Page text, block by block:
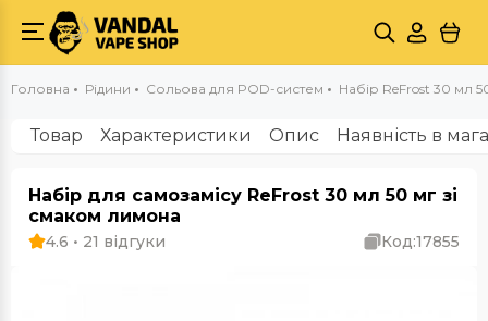
Головна Рідини Сольова для POD-систем Набір ReFrost 30 мл
Товар Характеристики Опис Наявність в
Набір для самозамісу ReFrost 30 мл 50 мг зі
смаком лимона
4.6 • 21 відгуки Код:17855